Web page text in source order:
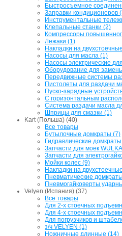
Быстросъемное
Заправки кондиционеров
Инструментальные
Клепальные станки (2)
Компрессоры
Лежаки (1)
Накладки на
Насосы для масла (1)
Насосы электрические
Оборудование для
Передвижные системы
Пистолеты для раздачи
Пуско-зарядные
С горизонтальным
Система раздачи масла
Шприцы для смазки (1)
Kart (Польша) (40)
Все товары
Бутылочные домкраты (7)
Гидравлические
Запчасти для моек
Запчасти для
Мойки колес (9)
Накладки на
Пневматические
Пневмогайковерты
Velyen (Испания) (37)
Все товары
Для 2-х стоечных
Для 4-х стоечных
Для погрузчиков и
з/ч VELYEN (1)
Ножничные длинные (14)